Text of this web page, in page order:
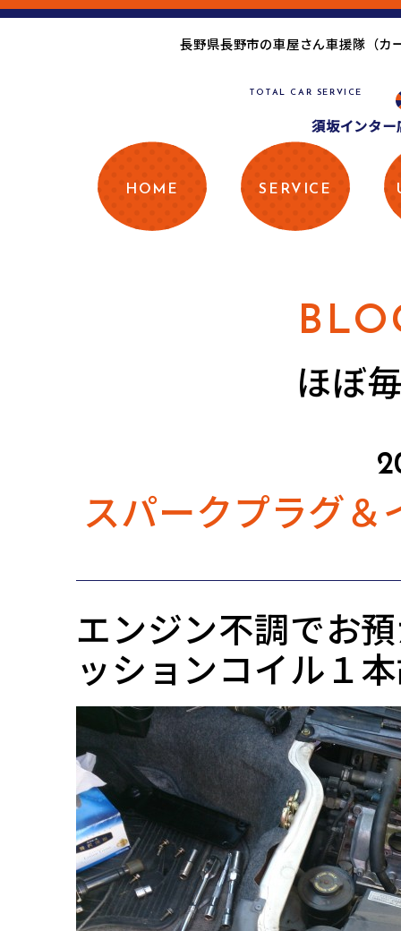
長野県長野市の車屋さん車援隊（カ
TOTAL CAR SERVICE
須坂インター
HOME SERVICE
ほぼ
スパークプラグ
エンジン不調でお
ッションコイル１